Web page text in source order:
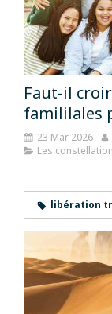
Faut-il
famililales
23 Mar 2026
Les
libération